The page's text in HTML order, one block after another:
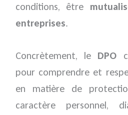
conditions, être
entreprises.
Concrètement, le DPO
pour comprendre et
en matière de
caractère personnel,